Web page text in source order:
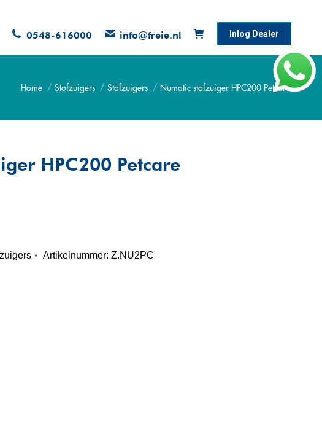
0548-616000 info@freie.nl Inlog Dealer
Je bent hier:
Home Stofzuigers Stofzuigers Numatic stofzuiger HPC200 Petcare
HPC200 Petcare
Artikelnummer: Z.NU2PC